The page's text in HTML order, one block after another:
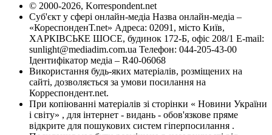
© 2000-2026, Korrespondent.net
Суб'єкт у сфері онлайн-медіа Назва онлайн-медіа –
«КореспонденТ.net» Адреса: 02091, місто Київ,
ХАРКІВСЬКЕ ШОСЕ, будинок 172-Б, офіс 208/1 E-mail:
sunlight@mediadim.com.ua Телефон: 044-205-43-00
Ідентифікатор медіа – R40-06068
Використання будь-яких матеріалів, розміщених на
сайті, дозволяється за умови посилання на
Корреспондент.net.
При копіюванні матеріалів зі сторінки « Новини України
і світу» , для інтернет - видань - обов'язкове пряме
відкрите для пошукових систем гіперпосилання .